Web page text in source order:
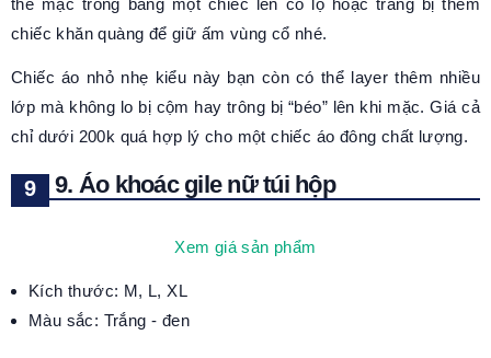
chiếc khăn quàng để giữ ấm vùng cổ nhé.
Chiếc áo nhỏ nhẹ kiểu này bạn còn có thể layer thêm nhiều
lớp mà không lo bị cộm hay trông bị “béo” lên khi mặc. Giá cả
chỉ dưới 200k quá hợp lý cho một chiếc áo đông chất lượng.
9. Áo khoác gile nữ túi hộp
Xem giá sản phẩm
Kích thước: M, L, XL
Màu sắc: Trắng - đen